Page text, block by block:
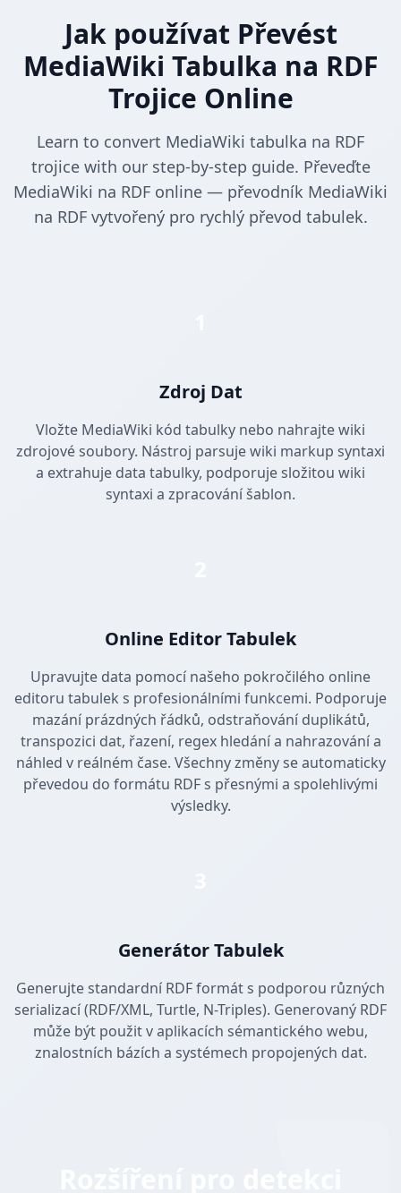
Jak používat Převést
MediaWiki Tabulka na RDF
Trojice Online
Learn to convert MediaWiki tabulka na RDF
trojice with our step-by-step guide. Převeďte
MediaWiki na RDF online — převodník MediaWiki
na RDF vytvořený pro rychlý převod tabulek.
Zdroj Dat
Vložte MediaWiki kód tabulky nebo nahrajte wiki
zdrojové soubory. Nástroj parsuje wiki markup syntaxi
a extrahuje data tabulky, podporuje složitou wiki
syntaxi a zpracování šablon.
Online Editor Tabulek
Upravujte data pomocí našeho pokročilého online
editoru tabulek s profesionálními funkcemi. Podporuje
mazání prázdných řádků, odstraňování duplikátů,
transpozici dat, řazení, regex hledání a nahrazování a
náhled v reálném čase. Všechny změny se automaticky
převedou do formátu RDF s přesnými a spolehlivými
výsledky.
Generátor Tabulek
Generujte standardní RDF formát s podporou různých
serializací (RDF/XML, Turtle, N-Triples). Generovaný RDF
může být použit v aplikacích sémantického webu,
znalostních bázích a systémech propojených dat.